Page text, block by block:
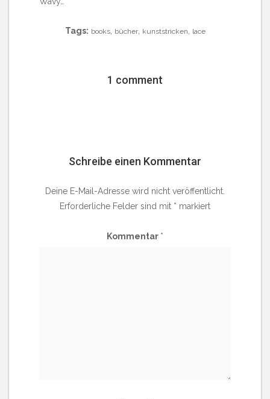
Tags: books, bücher, kunststricken lace
1 comment
Schreibe einen Kommentar
Deine E-Mail-Adresse wird nicht veröffentlicht.
Erforderliche Felder sind mit * markiert
Kommentar *